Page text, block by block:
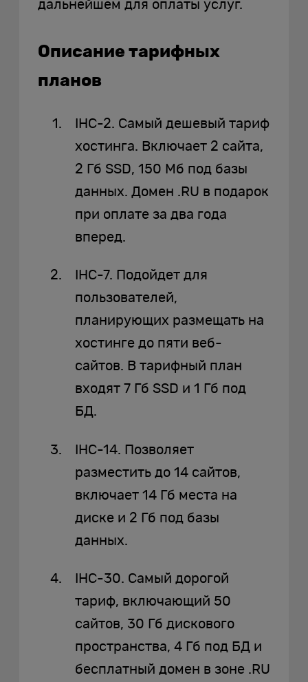
дальнейшем для оплаты услуг.
Описание тарифных
планов
IHC-2. Самый дешевый тариф
хостинга. Включает 2 сайта,
2 Гб SSD, 150 Мб под базы
данных. Домен .RU в подарок
при оплате за два года
вперед.
IHC-7. Подойдет для
пользователей,
планирующих размещать на
хостинге до пяти веб-
сайтов. В тарифный план
входят 7 Гб SSD и 1 Гб под
БД.
IHC-14. Позволяет
разместить до 14 сайтов,
включает 14 Гб места на
диске и 2 Гб под базы
данных.
IHC-30. Самый дорогой
тариф, включающий 50
сайтов, 30 Гб дискового
пространства, 4 Гб под БД и
бесплатный домен в зоне .RU